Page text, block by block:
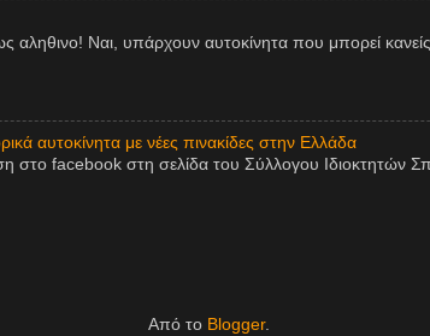
αληθινο! Ναι, υπάρχουν αυτοκίνητα που μπορεί
αυτοκίνητα με νέες πινακίδες στην Ελλάδα
στο facebook στη σελίδα του Σύλλογου Ιδιοκτητών
Από το Blogger.